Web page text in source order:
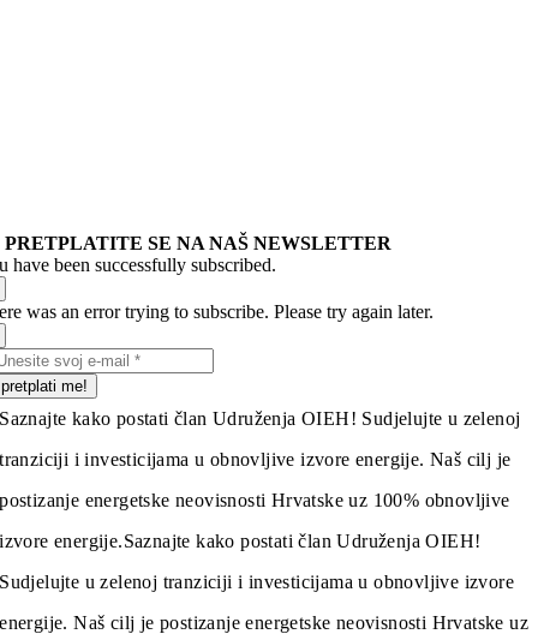
PRETPLATITE SE NA NAŠ NEWSLETTER
have been successfully subscribed.
was an error trying to subscribe. Please try again later.
pretplati me!
Saznajte kako postati član Udruženja OIEH! Sudjelujte u zelenoj
tranziciji i investicijama u obnovljive izvore energije. Naš cilj je
postizanje energetske neovisnosti Hrvatske uz 100% obnovljive
izvore energije.Saznajte kako postati član Udruženja OIEH!
Sudjelujte u zelenoj tranziciji i investicijama u obnovljive izvore
energije. Naš cilj je postizanje energetske neovisnosti Hrvatske uz